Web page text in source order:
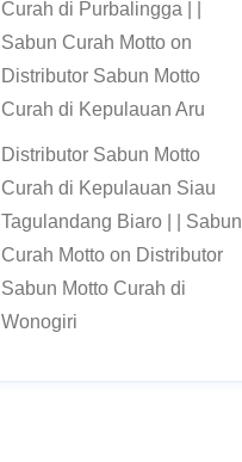
Curah di Purbalingga | |
Sabun Curah Mottoon
Distributor Sabun Motto
Curah di Kepulauan Aru
Distributor Sabun Motto
Curah di Kepulauan Siau
Tagulandang Biaro | | Sabun
Curah Mottoon Distributor
Sabun Motto Curah di
Wonogiri